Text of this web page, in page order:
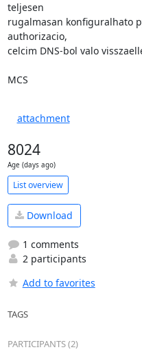
teljesen
rugalmasan konfiguralhato
authorizacio,
celcim DNS-bol valo
MCS
attachment
8024
Age (days ago)
List overview
Download
1 comments
2 participants
Add to favorites
TAGS
PARTICIPANTS (2)